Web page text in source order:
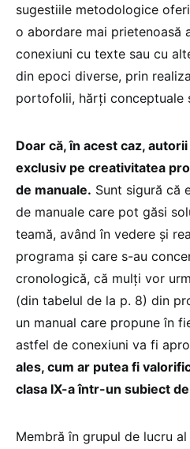
sugestiile metodologice
o abordare mai prietenoasă
conexiuni cu texte sau cu
din epoci diverse, prin
portofolii, hărți conceptuale
Doar că, în acest caz,
exclusiv pe creativitatea
de manuale. Sunt sigură că
de manuale care pot găsi
teamă, având în vedere și
programa și care s-au
cronologică, că mulți vor
(din tabelul de la p. 8) din
un manual care propune în
astfel de conexiuni va fi
ales, cum ar putea fi
clasa IX-a într-un subiect
Membră în grupul de lucru